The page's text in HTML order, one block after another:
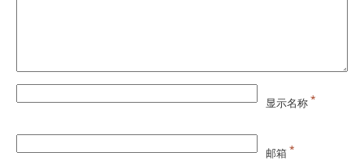
显示名称*
邮箱*